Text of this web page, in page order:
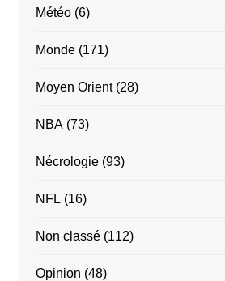
Météo(6)
Monde(171)
Moyen Orient(28)
NBA(73)
Nécrologie(93)
NFL (16)
Non classé(112)
Opinion (48)